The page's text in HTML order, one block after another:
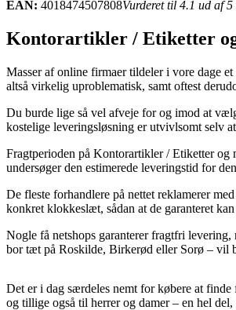
EAN: 4018474507808Vurderet til 4.1 ud af
Kontorartikler / Etiketter
Masser af online firmaer tildeler i vore dage
altså virkelig uproblematisk, samt oftest
Du burde lige så vel afveje for og imod at
kostelige leveringsløsning er utvivlsomt selv
Fragtperioden på Kontorartikler / Etiketter
undersøger den estimerede leveringstid for
De fleste forhandlere på nettet reklamerer
konkret klokkeslæt, sådan at de garanteret
Nogle få netshops garanterer fragtfri
bor tæt på Roskilde, Birkerød eller Sorø – vil
Det er i dag særdeles nemt for købere at
og tillige også til herrer og damer – en hel